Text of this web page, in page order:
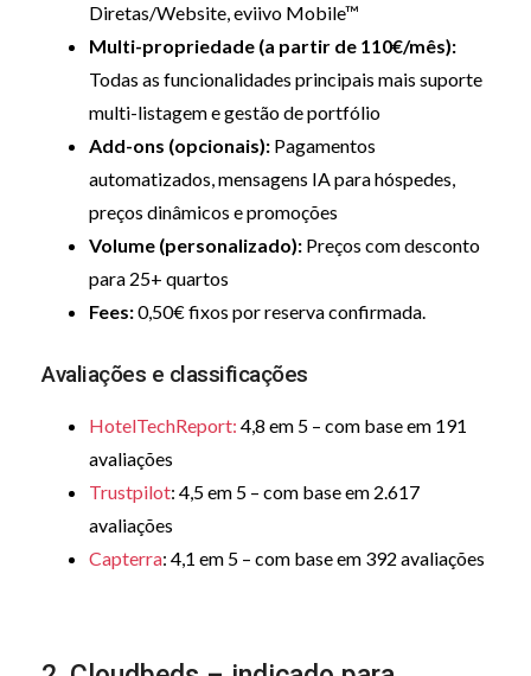
Diretas/Website, eviivo Mobile™
Multi-propriedade (a partir de 110€/mês):
Todas as funcionalidades principais mais suporte
multi-listagem e gestão de portfólio
Add-ons (opcionais): Pagamentos
automatizados, mensagens IA para hóspedes,
preços dinâmicos e promoções
Volume (personalizado): Preços com desconto
para 25+ quartos
Fees:0,50€ fixos por reserva confirmada.
Avaliações e classificações
HotelTechReport: 4,8 em 5 – com base em 191
avaliações
Trustpilot: 4,5 em 5 – com base em 2.617
avaliações
Capterra: 4,1 em 5 – com base em 392 avaliações